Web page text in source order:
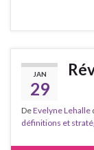
JAN
29
DeEvelyne Lehalle
définitions et